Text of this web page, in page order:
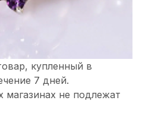
купленный в
7 дней.
магазинах не подлежат